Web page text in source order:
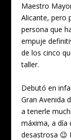
Maestro
Alicante, pero
persona que
empuje
de los cinco
taller.
Debutó en
Gran Avenida
a tenerle
máxima, a día
desastrosa 😉